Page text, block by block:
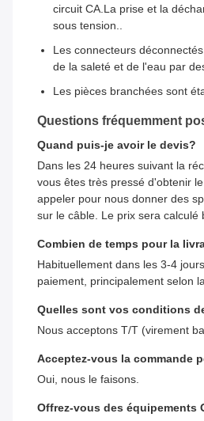
circuit CA.La prise et la
sous tension..
Les connecteurs
de la saleté et de l'eau par
Les pièces branchées sont
Questions fréquemment
Quand puis-je avoir le devis?
Dans les 24 heures suivant la
vous êtes très pressé d'obtenir
appeler pour nous donner des
sur le câble. Le prix sera calculé
Combien de temps pour la
Habituellement dans les 3-4
paiement, principalement selon
Quelles sont vos conditions
Nous acceptons T/T (virement
Acceptez-vous la commande
Oui, nous le faisons.
Offrez-vous des équipements